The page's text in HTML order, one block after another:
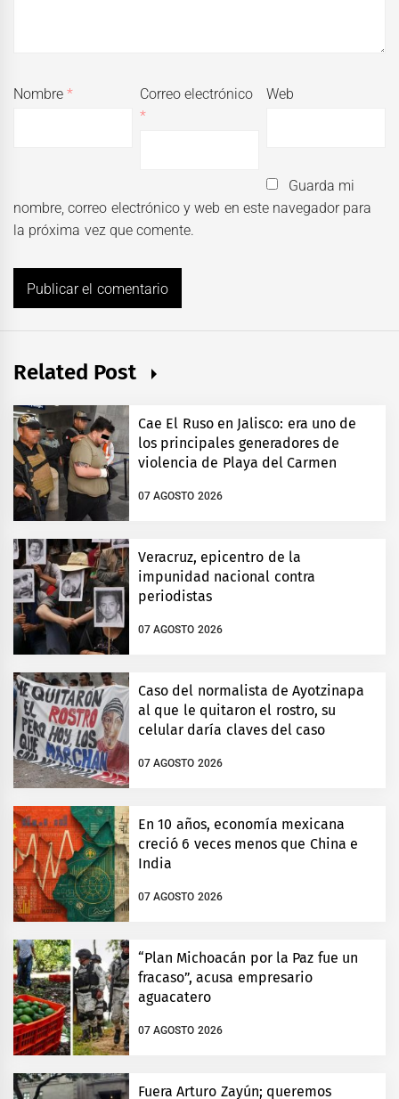
Nombre*
Correo electrónico
*
Web
Guarda mi
nombre, correo electrónico y web en este navegador para
la próxima vez que comente.
Related Post
Cae El Ruso en Jalisco: era uno de
los principales generadores de
violencia de Playa del Carmen
07 AGOSTO 2026
Veracruz, epicentro de la
impunidad nacional contra
periodistas
07 AGOSTO 2026
Caso del normalista de Ayotzinapa
al que le quitaron el rostro, su
celular daría claves del caso
07 AGOSTO 2026
En 10 años, economía mexicana
creció 6 veces menos que China e
India
07 AGOSTO 2026
“Plan Michoacán por la Paz fue un
fracaso”, acusa empresario
aguacatero
07 AGOSTO 2026
Fuera Arturo Zayún; queremos